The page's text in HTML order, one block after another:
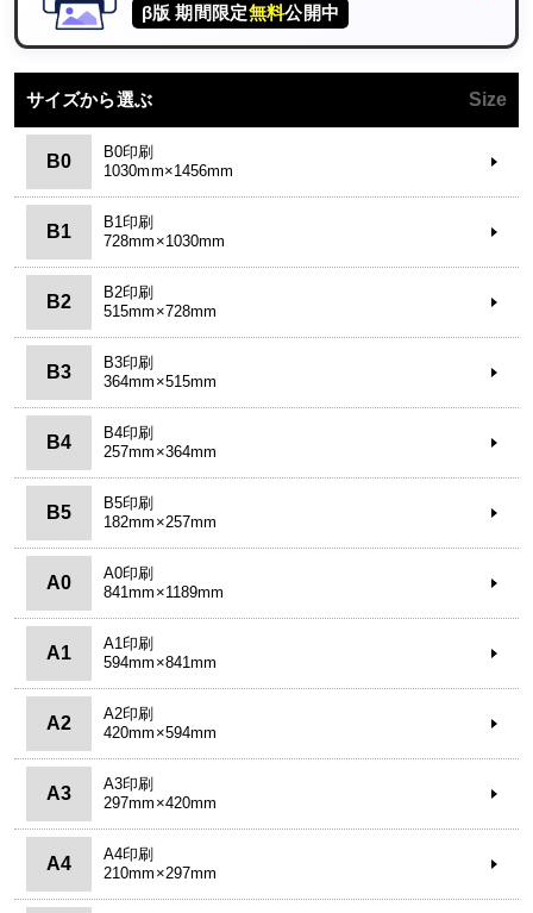
β版 期間限定無料公開中
サイズから選ぶ Size
B0
B0印刷
1030mm×1456mm
B1
B1印刷
728mm×1030mm
B2
B2印刷
515mm×728mm
B3
B3印刷
364mm×515mm
B4
B4印刷
257mm×364mm
B5
B5印刷
182mm×257mm
A0
A0印刷
841mm×1189mm
A1
A1印刷
594mm×841mm
A2
A2印刷
420mm×594mm
A3
A3印刷
297mm×420mm
A4
A4印刷
210mm×297mm